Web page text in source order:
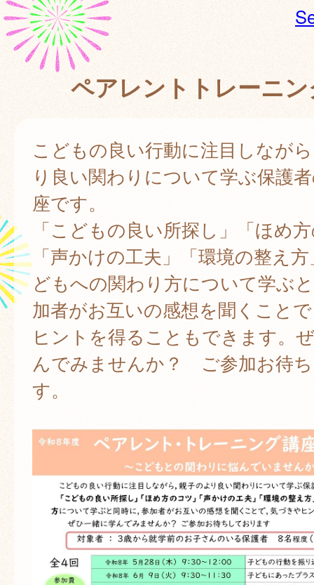
ペアレントトレーニ
こどもの良い行動に注目しなが
り良い関わりについて学ぶ保護
座です。
「こどもの良い所探し」「ほめ
「声かけの工夫」「環境の整え
どもへの関わり方について学ぶ
加者がお互いの感想を聞くこと
ヒントを得ることもできます。
んでみませんか？ ご参加お待
す。